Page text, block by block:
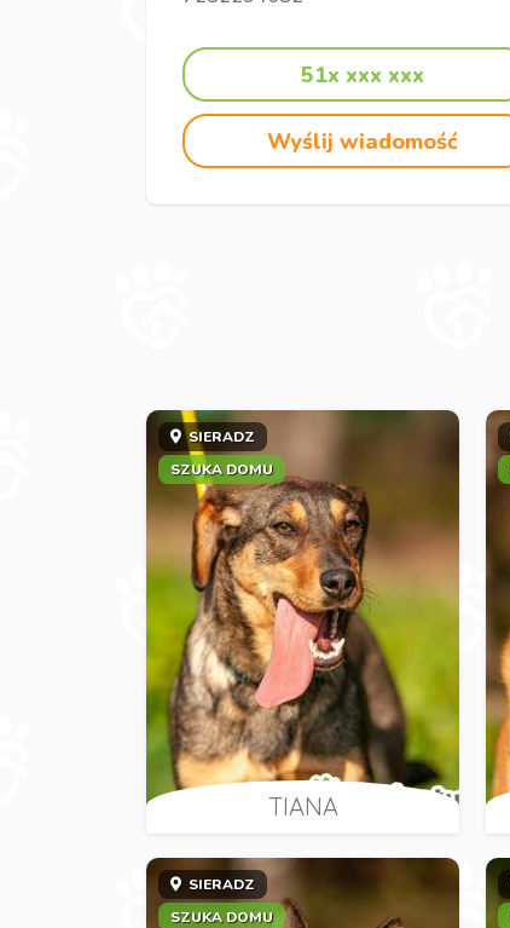
51x xxx xxx
Wyślij wiadomość
SIERADZ
SZUKA DOMU
TIANA
SIERADZ
SZUKA DOMU